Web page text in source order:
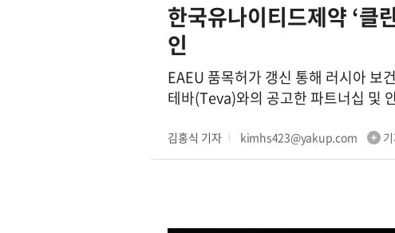
한국유나이티드제약 ‘클
인
EAEU 품목허가 갱신 통해 러시아 보
테바(Teva)와의 공고한 파트너십 및
김홍식 기자 kimhs423@yakup.com